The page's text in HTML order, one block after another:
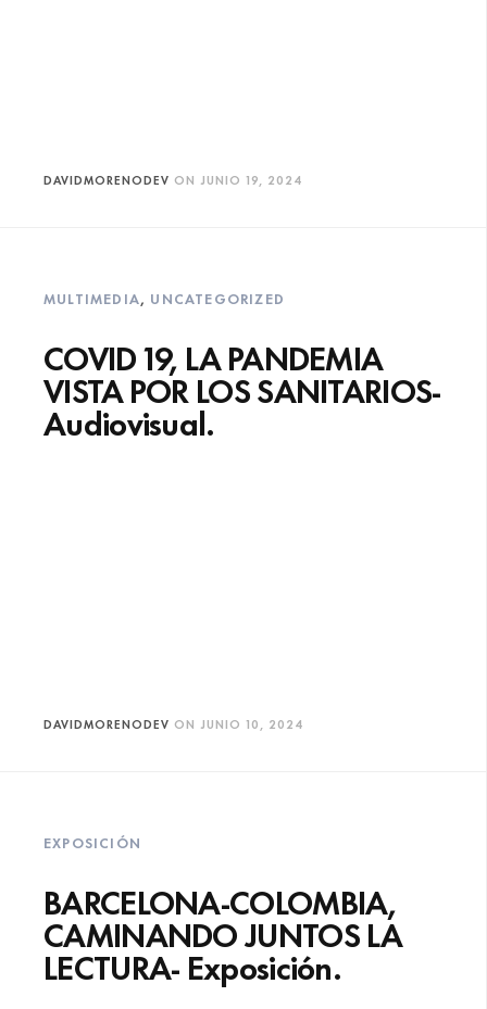
DAVIDMORENODEV ON JUNIO 19, 2024
MULTIMEDIA, UNCATEGORIZED
COVID 19, LA PANDEMIA
VISTA POR LOS SANITARIOS-
Audiovisual.
DAVIDMORENODEV ON JUNIO 10, 2024
EXPOSICIÓN
BARCELONA-COLOMBIA,
CAMINANDO JUNTOS LA
LECTURA- Exposición.